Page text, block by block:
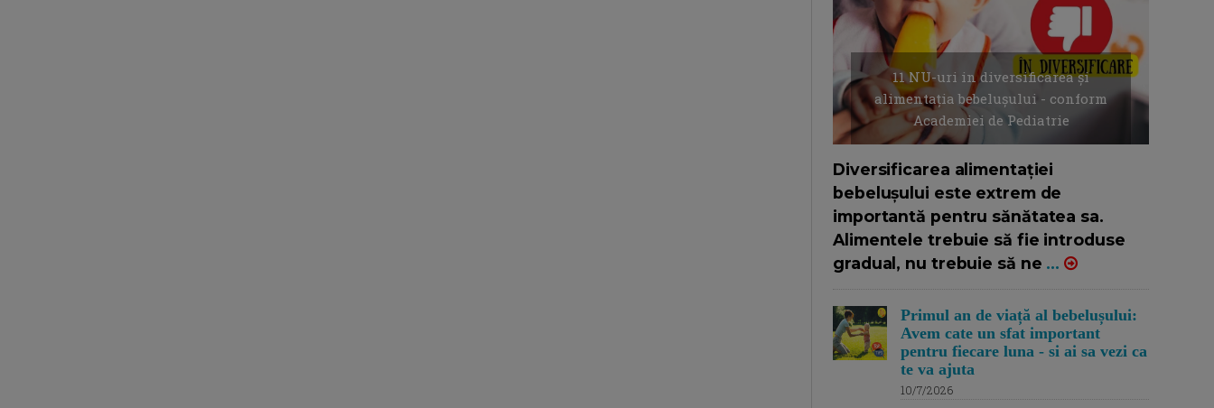
11 NU-uri in diversificarea și
alimentația bebelușului - conform
Academiei de Pediatrie
Diversificarea alimentației
bebelușului este extrem de
importantă pentru sănătatea sa.
Alimentele trebuie să fie introduse
gradual, nu trebuie să ne ...
Primul an de viață al bebelușului:
Avem cate un sfat important
pentru fiecare luna - si ai sa vezi ca
te va ajuta
10/7/2026